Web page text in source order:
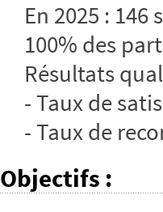
En 2025 :
100% des
Résultats
- Taux de
- Taux de
Objectifs :